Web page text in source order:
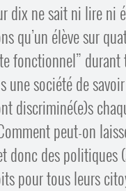
dix ne sait ni lire
qu’un élève sur
fonctionnel”
une société de
discriminé(e)s
peut-on
donc des
pour tous leurs